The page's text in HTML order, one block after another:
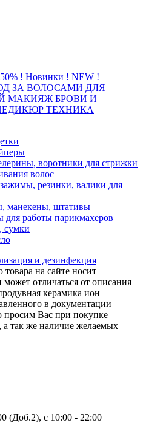
! Новинки ! NEW !
ЗА ВОЛОСАМИ ДЛЯ
МАКИЯЖ БРОВИ И
ТЕХНИКА
воротники для стрижки
волос
резинки, валики для
манекены, штативы
работы парикмахеров
сумки
и дезинфекция
на сайте носит
отличаться от описания
керамика ион
в документации
просим Вас при покупке
а так же наличие желаемых
(Доб.2), c 10:00 - 22:00